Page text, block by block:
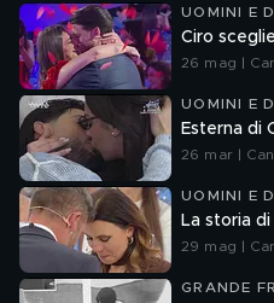
UOMINI E
Ciro
26 mag |
UOMINI E
Esterna di
26 mar |
UOMINI E
La storia
29 mag |
GRANDE